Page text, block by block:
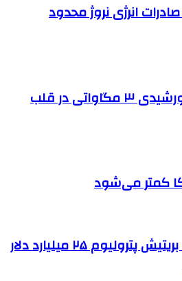
انرژی نروژ محدود
ساخت نیروگاه خورشیدی ۳ مگاواتی در قلب
کمتر می‌شود
قرارداد بزرگ عراق؛ بریتیش پترولیوم ۲۵ میلیارد دلار